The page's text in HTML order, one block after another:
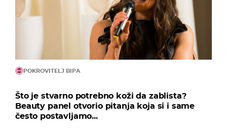
POKROVITELJ BIPA
Što je stvarno potrebno koži da zablista?
Beauty panel otvorio pitanja koja si i same
često postavljamo...